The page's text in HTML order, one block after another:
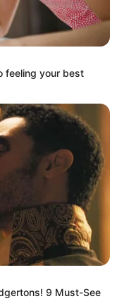
студенти
хімічної
feeling your best
9 Must-See